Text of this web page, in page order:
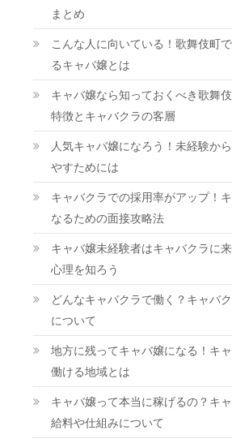
まとめ
こんな人に向いている！歌舞伎町
るキャバ嬢とは
キャバ嬢なら知っておくべき歌舞
特徴とキャバクラの客層
人気キャバ嬢になろう！未経験か
やすためには
キャバクラでの採用率がアップ！
なるための面接攻略法
キャバ嬢未経験者はキャバクラに
心理を知ろう
どんなキャバクラで働く？キャバ
について
地方に残ってキャバ嬢になる！キ
働ける地域とは
キャバ嬢って本当に稼げるの？キ
給料や仕組みについて